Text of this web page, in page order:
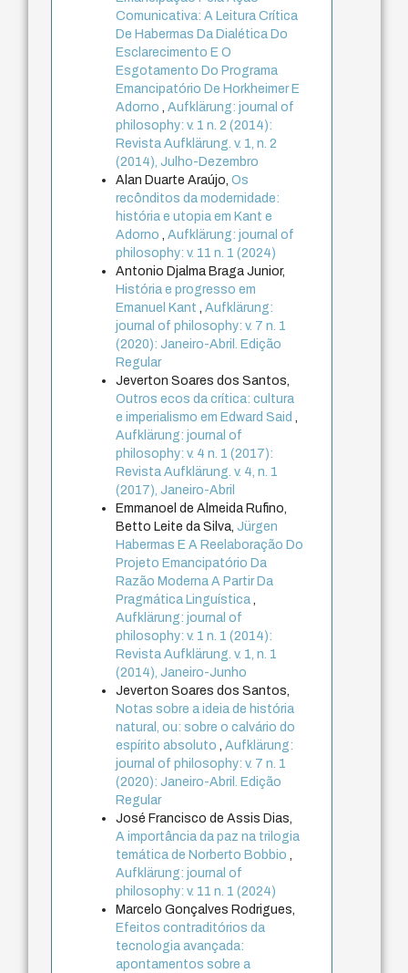
Comunicativa: A Leitura Crítica
De Habermas Da Dialética Do
Esclarecimento E O
Esgotamento Do Programa
Emancipatório De Horkheimer E
Adorno,Aufklärung: journal of
philosophy: v. 1 n. 2 (2014):
Revista Aufklärung. v. 1, n. 2
(2014), Julho-Dezembro
Alan Duarte Araújo,Os
recônditos da modernidade:
história e utopia em Kant e
Adorno,Aufklärung: journal of
philosophy: v. 11 n. 1 (2024)
Antonio Djalma Braga Junior,
História e progresso em
Emanuel Kant,Aufklärung:
journal of philosophy: v. 7 n. 1
(2020): Janeiro-Abril. Edição
Regular
Jeverton Soares dos Santos,
Outros ecos da crítica: cultura
e imperialismo em Edward Said,
Aufklärung: journal of
philosophy: v. 4 n. 1 (2017):
Revista Aufklärung. v. 4, n. 1
(2017), Janeiro-Abril
Emmanoel de Almeida Rufino,
Betto Leite da Silva,Jürgen
Habermas E A Reelaboração Do
Projeto Emancipatório Da
Razão Moderna A Partir Da
Pragmática Linguística,
Aufklärung: journal of
philosophy: v. 1 n. 1 (2014):
Revista Aufklärung. v. 1, n. 1
(2014), Janeiro-Junho
Jeverton Soares dos Santos,
Notas sobre a ideia de história
natural, ou: sobre o calvário do
espírito absoluto,Aufklärung:
journal of philosophy: v. 7 n. 1
(2020): Janeiro-Abril. Edição
Regular
José Francisco de Assis Dias,
A importância da paz na trilogia
temática de Norberto Bobbio,
Aufklärung: journal of
philosophy: v. 11 n. 1 (2024)
Marcelo Gonçalves Rodrigues,
Efeitos contraditórios da
tecnologia avançada:
apontamentos sobre a